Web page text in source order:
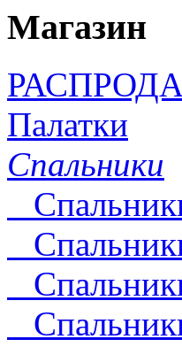
Магазин
Палатки
Спальники